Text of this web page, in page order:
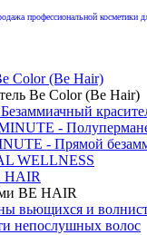
профессиональной косметики
Color (Be Hair)
Be Color (Be Hair)
-
- Прямой
WELLNESS
HAIR
BE HAIR
вьющихся и
непослушных волос